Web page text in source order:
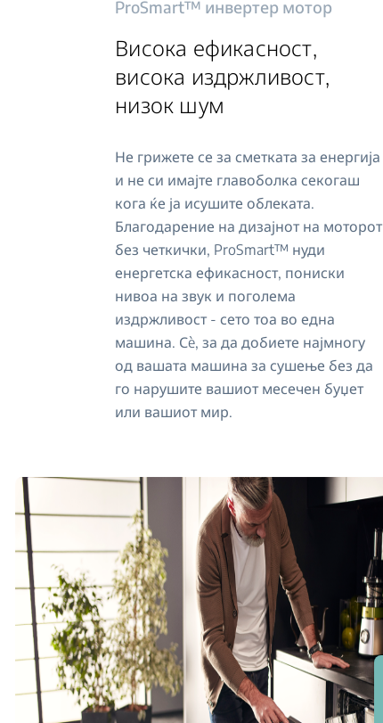
ProSmart™ инвертер мотор
Висока ефикасност,
висока издржливост,
низок шум
Не грижете се за сметката за енергија
и не си имајте главоболка секогаш
кога ќе ја исушите облеката.
Благодарение на дизајнот на моторот
без четкички, ProSmart™ нуди
енергетска ефикасност, пониски
нивоа на звук и поголема
издржливост - сето тоа во една
машина. Сè, за да добиете најмногу
од вашата машина за сушење без да
го нарушите вашиот месечен буџет
или вашиот мир.